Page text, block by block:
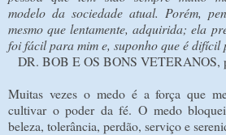
modelo da sociedade atual. Porém,
mesmo que lentamente, adquirida; ela
foi fácil para mim e, suponho que é difícil
DR. BOB E OS BONS VETERANOS,
Muitas vezes o medo é a força que
cultivar o poder da fé. O medo
beleza, tolerância, perdão, serviço e